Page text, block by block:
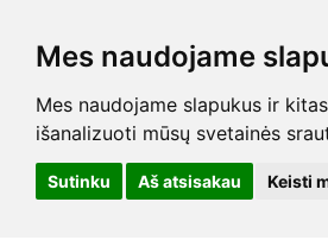
Mes naudojame
Mes naudojame slapukus ir
išanalizuoti mūsų svetainės
Sutinku Aš atsisakau Keisti